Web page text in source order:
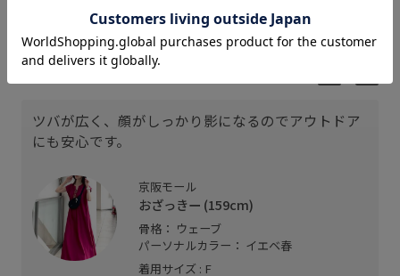
スタッフレビュー
ツバが広く、顔がしっかり影になるのでアウトドア
にも安心です。
京阪モール
おざっきー (159cm)
骨格： ウェーブ
パーソナルカラー： イエベ春
着用サイズ : F